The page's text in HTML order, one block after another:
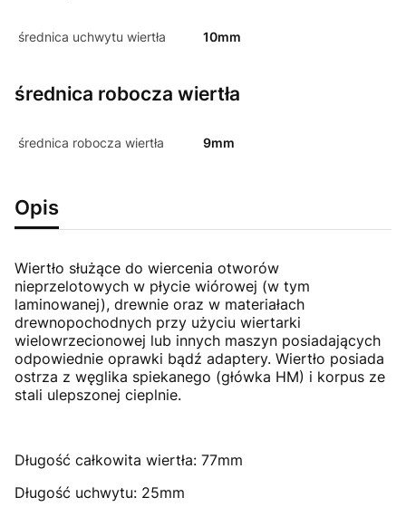
średnica uchwytu wiertła 10mm
średnica robocza wiertła
średnica robocza wiertła 9mm
Opis
Wiertło służące do wiercenia otworów
nieprzelotowych w płycie wiórowej (w tym
laminowanej), drewnie oraz w materiałach
drewnopochodnych przy użyciu wiertarki
wielowrzecionowej lub innych maszyn posiadających
odpowiednie oprawki bądź adaptery. Wiertło posiada
ostrza z węglika spiekanego (główka HM) i korpus ze
stali ulepszonej cieplnie.
Długość całkowita wiertła: 77mm
Długość uchwytu: 25mm